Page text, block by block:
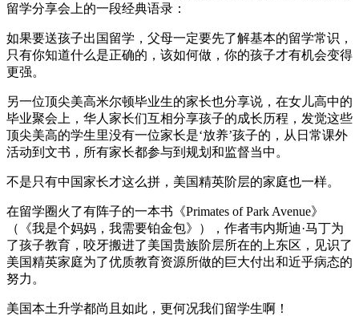
留学分享会上的一段经典语录：
如果要送孩子出国留学，父母一定要先了解基本的留学常识，
只有你知道什么是正确的，该如何做，你的孩子才有机会变得
更强。
另一位顶尖美高米尔顿毕业生的家长也分享说，在女儿高中的
毕业聚会上，华人家长们互相分享孩子的成长历程，发觉这些
顶尖美高的学生里没有一位家长是‘放养’孩子的，从日常课外
活动到文书，所有家长都参与到规划和监督当中。
不是只有中国家长才这么拼，美国精英阶层的家庭也一样。
在留学圈火了有阵子的一本书《Primates of Park Avenue》
（《我是个妈妈，我需要铂金包》），作者韦内斯迪·马丁为
了孩子教育，咬牙搬进了美国贵族阶层所在的上东区，见识了
美国精英家庭为了优质教育资源所做的巨大付出和近乎病态的
努力。
美国本土升学都尚且如此，更何况我们留学生啊！